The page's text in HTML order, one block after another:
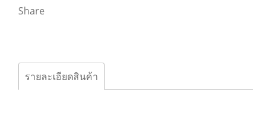
Share
รายละเอียดสินค้า